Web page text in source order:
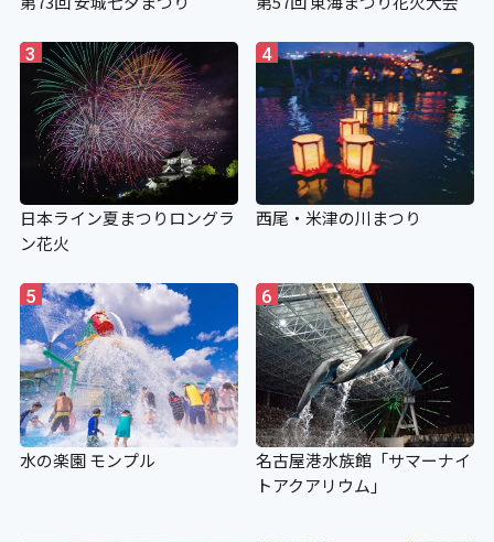
3
日本ライン夏まつりロングラ
ン花火
4
西尾・米津の川まつり
5
水の楽園 モンプル
6
名古屋港水族館「サマーナイ
トアクアリウム」